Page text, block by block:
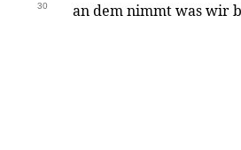
30 an dem nimmt was wir